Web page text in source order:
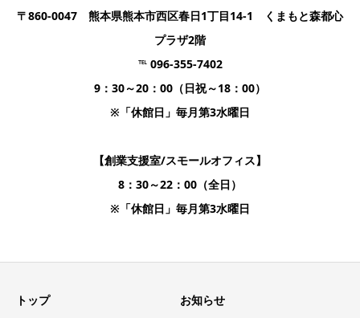
〒860-0047 熊本県熊本市西区春日1丁目14-1 くまもと森都心
プラザ2階
℡ 096-355-7402
9：30～20：00（日祝～18：00）
※「休館日」毎月第3水曜日
【創業支援室/スモールオフィス】
8：30～22：00（全日）
※「休館日」毎月第3水曜日
トップ お知らせ